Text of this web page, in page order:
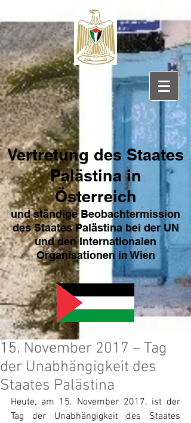
Vertretung des Staates
Palästina in
Österreich
und ständige Beobachtermission
des Staates Palästina bei der UN
und den Internationalen
Organisationen in Wien
15. November 2017 – Tag
der Unabhängigkeit des
Staates Palästina
Heute, am 15. November 2017, ist der
Tag der Unabhängigkeit des Staates